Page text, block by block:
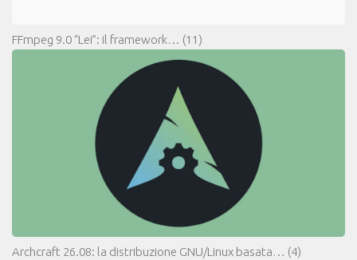
FFmpeg 9.0 “Lei”: il framework… (11)
Archcraft 26.08: la distribuzione GNU/Linux basata… (4)